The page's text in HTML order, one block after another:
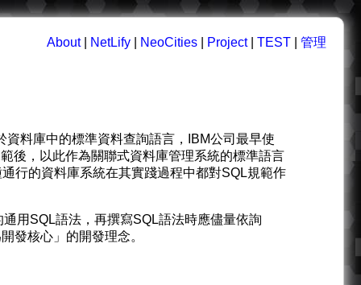
About| NetLify NeoCities Project| TEST 管理
料庫中的標準資料查詢語言，IBM公司最早使
後，以此作為關聯式資料庫管理系統的標準語言
行的資料庫系統在其實踐過程中都對SQL規範作
用SQL語法，再撰寫SQL語法時應儘量依詢
發核心」的開發理念。